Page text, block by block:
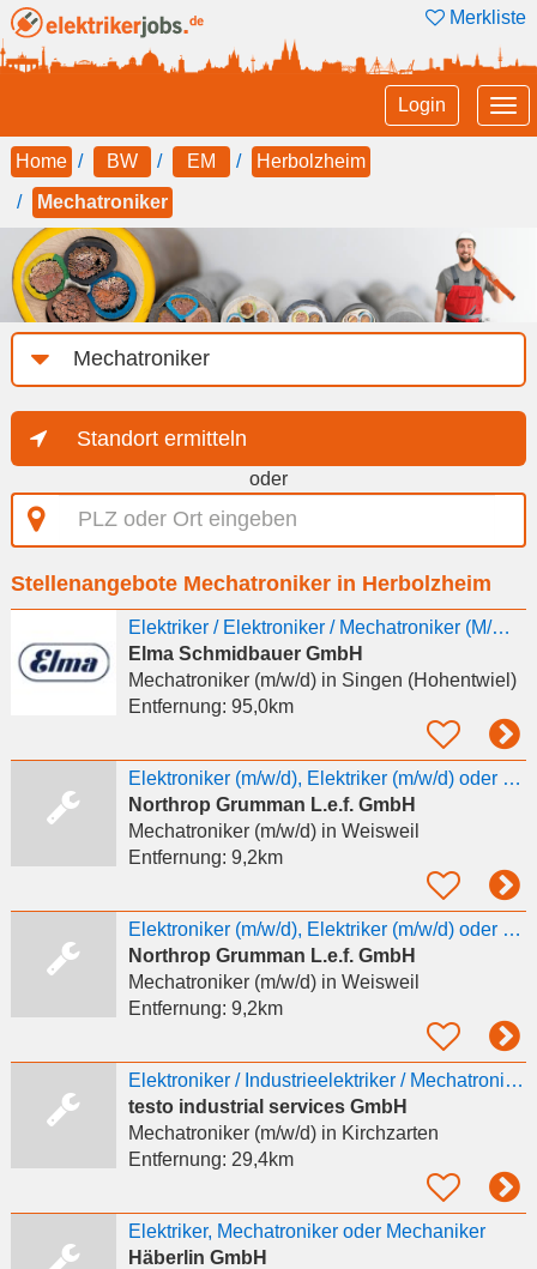
Merkliste
Login
Home BW EM
Herbolzheim
Mechatroniker
Job-
Kategorie
Standort ermitteln
oder
PLZ
oder
eingeben
Stellenangebote Mechatroniker in Herbolzheim
Elektriker / Elektroniker / Mechatroniker (M/W/D) Reinigungsanlagen
Elma Schmidbauer GmbH
Mechatroniker (m/w/d)in Singen (Hohentwiel)
Entfernung: 95,0km
Elektroniker (m/w/d), Elektriker (m/w/d) oder Mechatroniker (m/w/d) in der Instandhaltung
Northrop Grumman L.e.f. GmbH
Mechatroniker (m/w/d)in Weisweil
Entfernung: 9,2km
Elektroniker (m/w/d), Elektriker (m/w/d) oder Mechatroniker (m/w/d) in der Instandhaltung
Northrop Grumman L.e.f. GmbH
Mechatroniker (m/w/d)in Weisweil
Entfernung: 9,2km
Elektroniker / Industrieelektriker / Mechatroniker (m/w/d) für die Kalibrierung elektronischer
testo industrial services GmbH
Mechatroniker (m/w/d)in Kirchzarten
Entfernung: 29,4km
Elektriker, Mechatroniker oder Mechaniker
Häberlin GmbH